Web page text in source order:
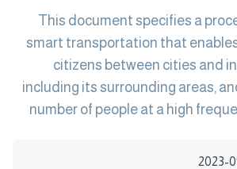
This document specifies a
smart transportation that
citizens between cities and
including its surrounding areas,
number of people at a high
2023-